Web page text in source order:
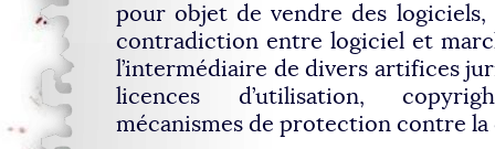
pour objet de vendre des
contradiction entre logiciel et
l’intermédiaire de divers artifices
licences d’utilisation,
mécanismes de protection contre